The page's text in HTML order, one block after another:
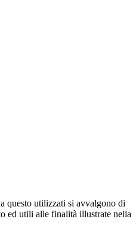
questo utilizzati si avvalgono di
ed utili alle finalità illustrate nella